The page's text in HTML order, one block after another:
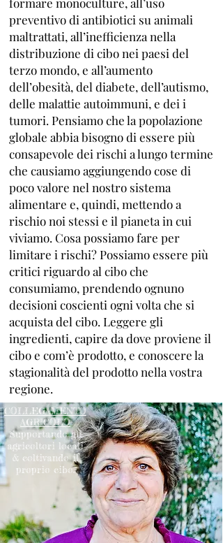
preventivo di antibiotici su animali
maltrattati, all’inefficienza nella
distribuzione di cibo nei paesi del
terzo mondo, e all’aumento
dell’obesità, del diabete, dell’autismo,
delle malattie autoimmuni, e dei i
tumori. Pensiamo che la popolazione
globale abbia bisogno di essere più
consapevole dei rischi a lungo termine
che causiamo aggiungendo cose di
poco valore nel nostro sistema
alimentare e, quindi, mettendo a
rischio noi stessi e il pianeta in cui
viviamo. Cosa possiamo fare per
limitare i rischi? Possiamo essere più
critici riguardo al cibo che
consumiamo, prendendo ognuno
decisioni coscienti ogni volta che si
acquista del cibo. Leggere gli
ingredienti, capire da dove proviene il
cibo e com’è prodotto, e conoscere la
stagionalità del prodotto nella vostra
regione.
COLLEGAMENTO
AGRICOLO
Supportando gli
agricoltori locali
& coltivando il
proprio cibo.